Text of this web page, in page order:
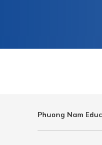
Phuong Nam